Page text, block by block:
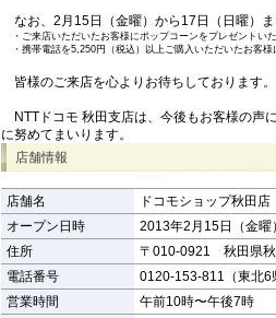
なお、2月15日（金曜）から17日（日曜）ま
・ ご来店いただいたお客様にポップコーンをプレゼントいた
・ 携帯電話を5,250円（税込）以上ご購入いただいたお客
皆様のご来店を心よりお待ちしております。
NTTドコモ 秋田支店は、今後もお客様の声
に努めてまいります。
店舗情報
店舗名
ドコモショップ秋田店
オープン日時
2013年2月15日（金
住所
〒010-0921 秋田県
電話番号
0120-153-811（東北6
営業時間
午前10時〜午後7時